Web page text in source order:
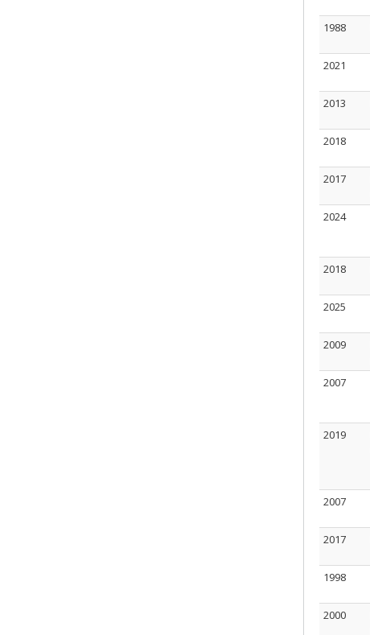
1988
2021
2013
2018
2017
2024
2018
2025
2009
2007
2019
2007
2017
1998
2000